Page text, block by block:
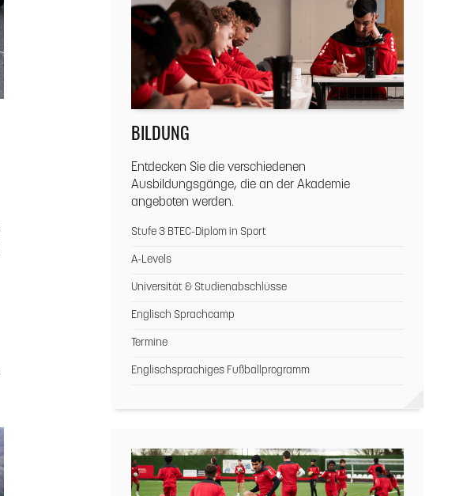
BILDUNG
Entdecken Sie die verschiedenen
Ausbildungsgänge, die an der Akademie
angeboten werden.
Stufe 3 BTEC-Diplom in Sport
A-Levels
Universität & Studienabschlüsse
Englisch Sprachcamp
Termine
Englischsprachiges Fußballprogramm